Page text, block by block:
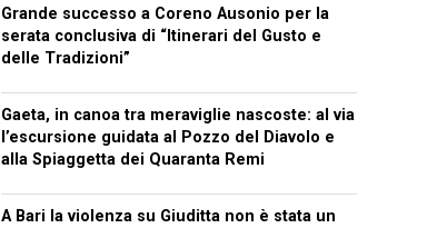
Grande successo a Coreno Ausonio per la
serata conclusiva di “Itinerari del Gusto e
delle Tradizioni”
Gaeta, in canoa tra meraviglie nascoste: al via
l’escursione guidata al Pozzo del Diavolo e
alla Spiaggetta dei Quaranta Remi
A Bari la violenza su Giuditta non è stata un